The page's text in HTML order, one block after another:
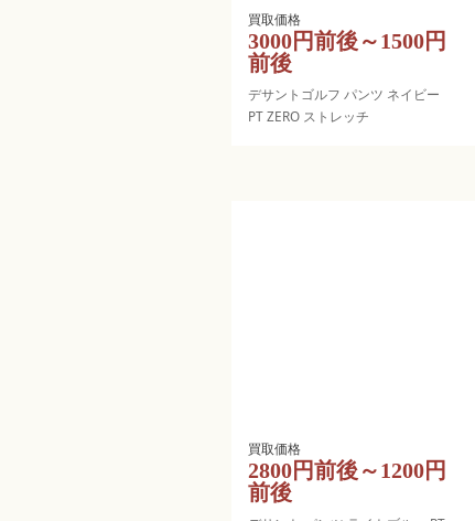
3000円前後～1500円
前後
デサントゴルフ パンツ ネイビー
PT ZERO ストレッチ
2800円前後～1200円
前後